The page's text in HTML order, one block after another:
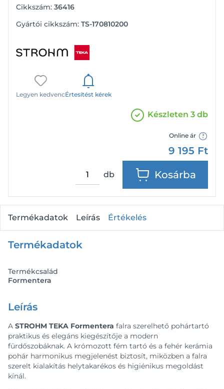
Cikkszám: 36416
Gyártói cikkszám: TS-170810200
Legyen kedvencÉrtesítést kérek
Készleten 3 db
Online ár
9 195 Ft
db Kosárba
Termékadatok Leírás Értékelés
Termékadatok
Termékcsalád
Formentera
Leírás
A STROHM TEKA Formentera falra szerelhető pohártartó
praktikus és elegáns kiegészítője a modern
fürdőszobáknak. A krómozott fém tartó és a fehér kerámia
pohár harmonikus megjelenést biztosít, miközben a falra
szerelt kialakítás helytakarékos és higiénikus megoldást
kínál.